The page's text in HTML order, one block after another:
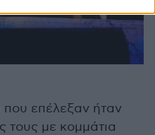
που επέλεξαν ήταν
τους με κομμάτια